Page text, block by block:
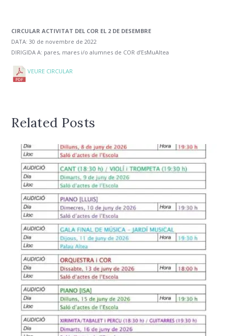
CIRCULAR ACTIVITAT DEL COR EL 2 DE DESEMBRE
DATA: 30 de novembre de 2022
DIRIGIDA A: pares, mares i/o alumnes de COR d’EsMuAltea
VEURE CIRCULAR
Related Posts